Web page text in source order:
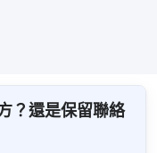
？還是保留聯絡